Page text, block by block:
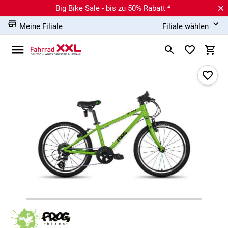
Big Bike Sale - bis zu 50% Rabatt ⁴
Meine Filiale
Filiale wählen